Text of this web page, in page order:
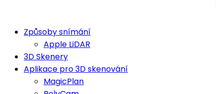
Způsoby snímání
Apple LiDAR
3D Skenery
Aplikace pro 3D skenování
MagicPlan